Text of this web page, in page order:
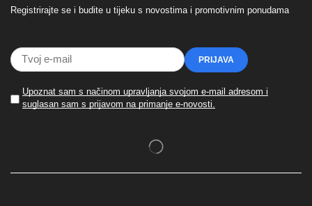
Registrirajte se i budite u tijeku s novostima i promotivnim ponudama
Upoznat sam s načinom upravljanja svojom e-mail adresom i
suglasan sam s prijavom na primanje e-novosti.